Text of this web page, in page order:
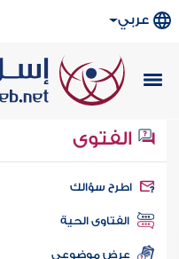
عربي
الفتوى
سؤالك
الفتاوى الحية